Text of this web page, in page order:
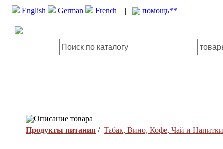
English German French | помощь**
Описание товара
Продукты питания / Табак, Вино, Кофе, Чай и Напитки